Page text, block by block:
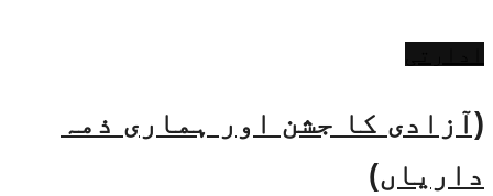
(آزادی کا جشن اور ہماری ذمہ
داریاں)